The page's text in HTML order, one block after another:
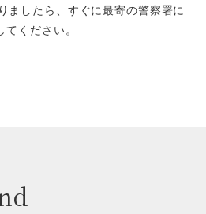
ましたら、すぐに最寄の警察署に
ください。